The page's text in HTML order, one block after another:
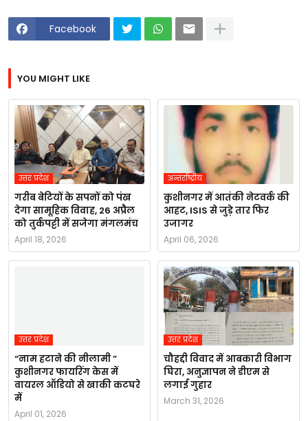
Facebook
YOU MIGHT LIKE
उत्तर प्रदेश
गरीब बेटियों के सपनों को पंख
देगा सामूहिक विवाह, 26 अप्रैल
को तुर्कपट्टी में सजेगा मंगलमंच
April 18, 2026
अन्तर्राष्ट्रीय
कुशीनगर में आतंकी नेटवर्क की
आहट, ISIS से जुड़े तार फिर
उजागर
April 06, 2026
उत्तर प्रदेश
“नाम हटाने की नीलामी ”
कुशीनगर फायरिंग केस में
वायरल ऑडियो से खाकी कटघरे
में
April 01, 2026
उत्तर प्रदेश
चौहद्दी विवाद में आबकारी विभाग
घिरा, अनुज्ञापन ने डीएम से
लगाई गुहार
March 31, 2026